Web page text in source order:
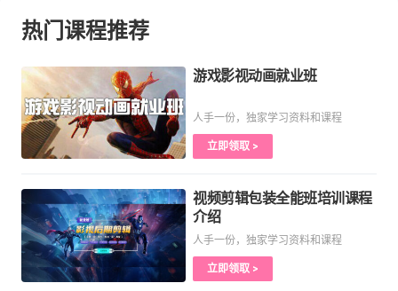
热门课程推荐
游戏影视动画就业班
人手一份，独家学习资料和课程
立即领取 >
视频剪辑包装全能班培训课程
介绍
人手一份，独家学习资料和课程
立即领取 >